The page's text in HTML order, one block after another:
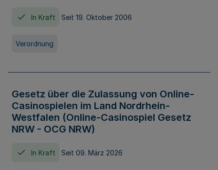
In Kraft Seit 19. Oktober 2006
Verordnung
Gesetz über die Zulassung von Online-
Casinospielen im Land Nordrhein-
Westfalen (Online-Casinospiel Gesetz
NRW - OCG NRW)
In Kraft Seit 09. März 2026